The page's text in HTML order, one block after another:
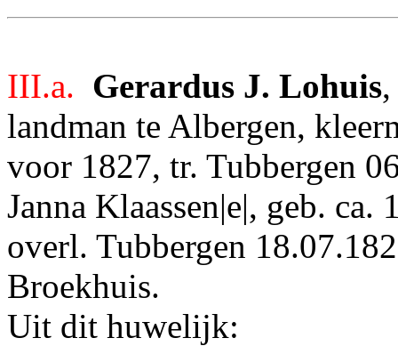
III.a. Gerardus J. Lohuis
landman te Albergen,
voor 1827, tr. Tubbergen
Janna Klaassen|e|, geb.
overl. Tubbergen
Broekhuis.
Uit dit huwelijk: